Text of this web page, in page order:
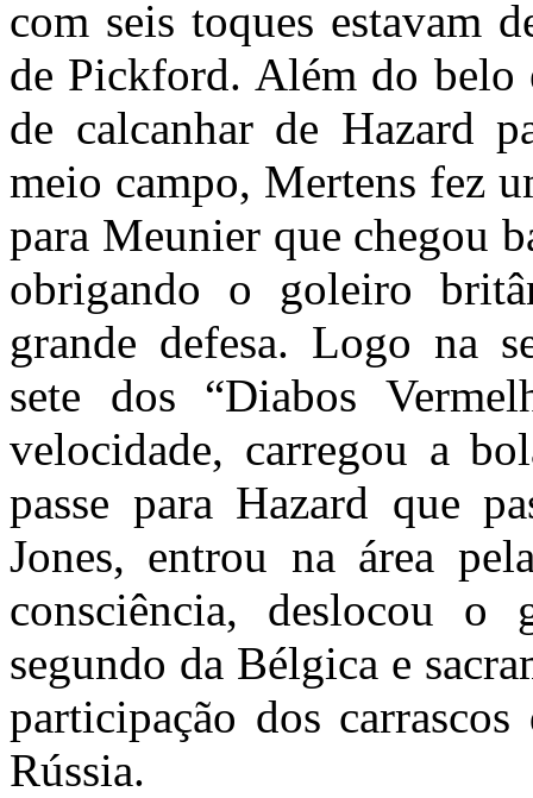
com seis toques estavam
de Pickford. Além do belo
de calcanhar de Hazard
meio campo, Mertens fez
para Meunier que chegou
obrigando o goleiro
grande defesa. Logo na
sete dos “Diabos
velocidade, carregou a
passe para Hazard que
Jones, entrou na área
consciência, deslocou o
segundo da Bélgica e
participação dos
Rússia.